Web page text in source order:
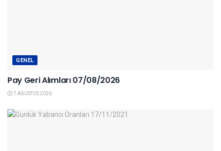
GENEL
Pay Geri Alımları 07/08/2026
7 AĞUSTOS 2026